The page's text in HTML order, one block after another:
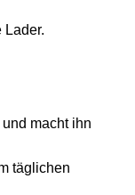
Lader.
macht ihn
täglichen